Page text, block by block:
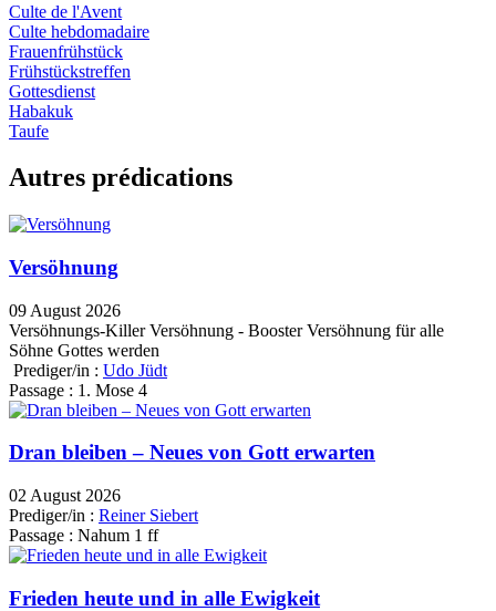
Culte de l'Avent
Culte hebdomadaire
Frauenfrühstück
Frühstückstreffen
Gottesdienst
Habakuk
Taufe
Autres prédications
Versöhnung
09 August 2026
Versöhnungs-Killer Versöhnung - Booster Versöhnung für alle
Söhne Gottes werden
Prediger/in : Udo Jüdt
Passage : 1. Mose 4
Dran bleiben – Neues von Gott erwarten
02 August 2026
Prediger/in : Reiner Siebert
Passage : Nahum 1 ff
Frieden heute und in alle Ewigkeit